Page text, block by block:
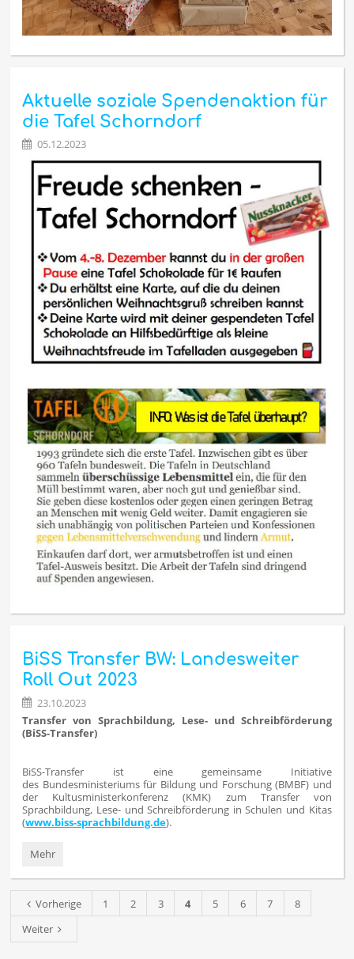
Aktuelle soziale Spendenaktion für
die Tafel Schorndorf
05.12.2023
BiSS Transfer BW: Landesweiter
Roll Out 2023
23.10.2023
Transfer von Sprachbildung, Lese- und Schreibförderung
(BiSS-Transfer)
BiSS-Transfer ist eine gemeinsame Initiative
des Bundesministeriums für Bildung und Forschung (BMBF) und
der Kultusministerkonferenz (KMK) zum Transfer von
Sprachbildung, Lese- und Schreibförderung in Schulen und Kitas
(www.biss-sprachbildung.de).
BiSS
BW:
Landesweiter
Roll
Out
2023:
Mehr
Vorherige 1 2 3 4 5 6 7
8
Weiter